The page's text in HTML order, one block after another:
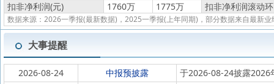
扣非净利润(元)
1760万 1775万 扣非净利润滚动
数据来源：2026一季报(最新数据)，2025一季报(上年同期)，部分数据来自最新业
大事提醒
2026-08-24 中报预披露
于2026-08-24披露2026